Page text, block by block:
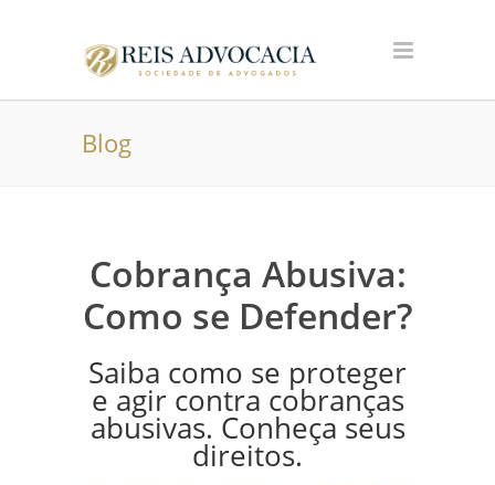
Blog
Cobrança Abusiva:
Como se Defender?
Saiba como se proteger
e agir contra cobranças
abusivas. Conheça seus
direitos.